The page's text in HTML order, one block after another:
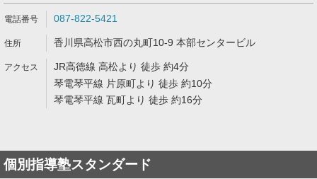
087-822-5421
香川県高松市西の丸町10-9 本部センタービル
JR高徳線 高松より 徒歩 約4分
琴電琴平線 片原町より 徒歩 約10分
琴電琴平線 瓦町より 徒歩 約16分
個別指導塾スタンダード